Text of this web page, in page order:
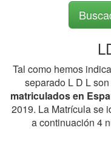
Tal como hemos
separado L D L
matriculados en
2019. La Matrícula se
a continuación 4